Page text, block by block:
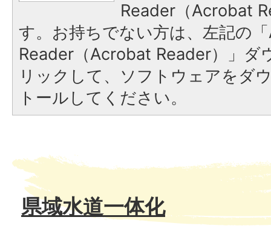
Reader（Acrobat
す。お持ちでない方は、左記の
Reader（Acrobat Reader）」ダ
リックして、ソフトウェアをダ
トールしてください。
県域水道一体化